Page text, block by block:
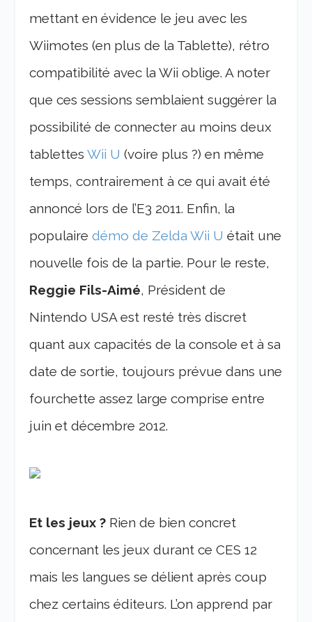
mettant en évidence le jeu avec les
Wiimotes (en plus de la Tablette), rétro
compatibilité avec la Wii oblige. A noter
que ces sessions semblaient suggérer la
possibilité de connecter au moins deux
tablettesWii U (voire plus ?) en même
temps, contrairement à ce qui avait été
annoncé lors de l’E3 2011. Enfin, la
populairedémo de Zelda Wii U était une
nouvelle fois de la partie. Pour le reste,
Reggie Fils-Aimé, Président de
Nintendo USA est resté très discret
quant aux capacités de la console et à sa
date de sortie, toujours prévue dans une
fourchette assez large comprise entre
juin et décembre 2012.
Et les jeux ? Rien de bien concret
concernant les jeux durant ce CES 12
mais les langues se délient après coup
chez certains éditeurs. L’on apprend par